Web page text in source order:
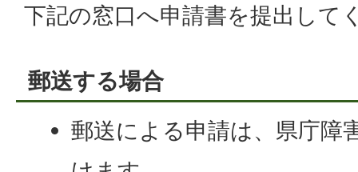
下記の窓口へ申請書を提出して
郵送する場合
郵送による申請は、県庁障